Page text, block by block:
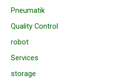
Pneumatik
Quality Control
robot
Services
storage